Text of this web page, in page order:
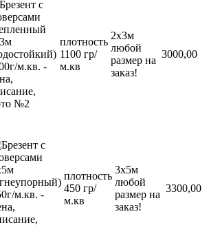
плотность
1100 гр/
м.кв
2х3м
любой
размер на
заказ!
3000,00
плотность
450 гр/
м.кв
3х5м
любой
размер на
заказ!
3300,00